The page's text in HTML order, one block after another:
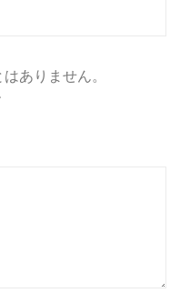
ありません。